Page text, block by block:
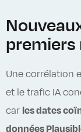
premiers
Une corrélation
et le trafic IA
car les dates
données